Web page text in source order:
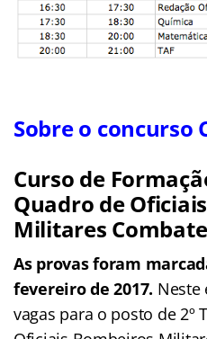
Sobre o concurso
Curso de
Quadro de
Militares
As provas foram
fevereiro de 2017. Neste
vagas para o posto de 2º